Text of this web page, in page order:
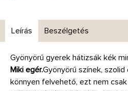
Leírás Beszélgetés
Gyönyörű gyerek hátizsák kék
Miki egér.Gyönyörű színek, szolid
könnyen felvehető, ezt nem